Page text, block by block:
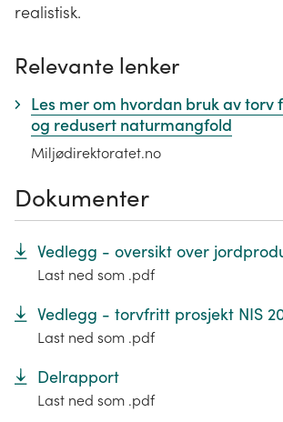
realistisk.
Relevante lenker
Les mer om hvordan bruk av torv
og redusert naturmangfold
Miljødirektoratet.no
Dokumenter
Vedlegg - oversikt over
Last ned som .pdf
Vedlegg - torvfritt prosjekt NIS
Last ned som .pdf
Delrapport
Last ned som .pdf